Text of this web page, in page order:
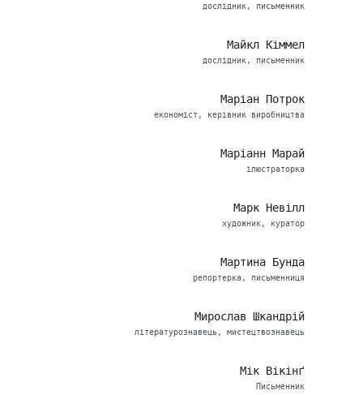
дослідник, письменник
Майкл Кіммел
дослідник, письменник
Маріан Потрок
економіст, керівник виробництва
Маріанн Марай
ілюстраторка
Марк Невілл
художник, куратор
Мартина Бунда
репортерка, письменниця
Мирослав Шкандрій
літературознавець, мистецтвознавець
Мік Вікінґ
Письменник